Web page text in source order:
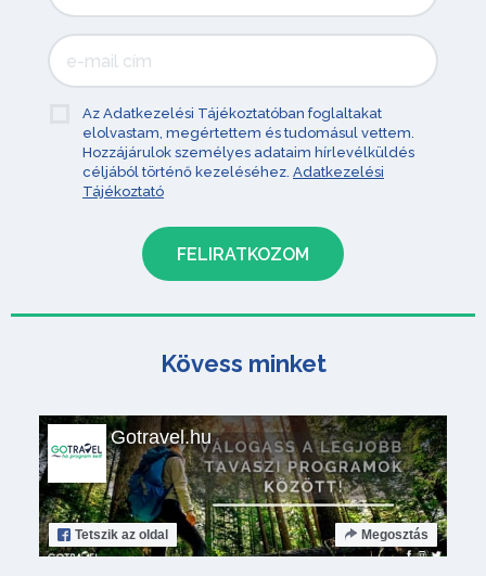
Az Adatkezelési Tájékoztatóban foglaltakat
elolvastam, megértettem és tudomásul vettem.
Hozzájárulok személyes adataim hírlevélküldés
céljából történő kezeléséhez. Adatkezelési
Tájékoztató
Kövess minket
Gotravel.hu
Tetszik az oldal Megosztás